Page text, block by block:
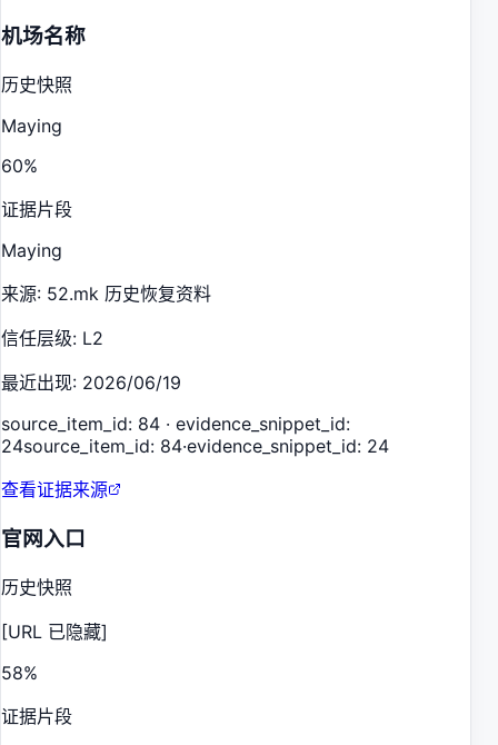
机场名称
历史快照
Maying
60%
证据片段
Maying
来源: 52.mk 历史恢复资料
信任层级: L2
最近出现: 2026/06/19
source_item_id: 84 · evidence_snippet_id:
24source_item_id: 84·evidence_snippet_id: 24
查看证据来源
官网入口
历史快照
[URL 已隐藏]
58%
证据片段